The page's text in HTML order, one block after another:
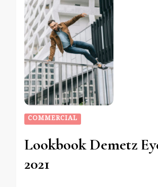
COMMERCIAL
Lookbook Demetz
2021